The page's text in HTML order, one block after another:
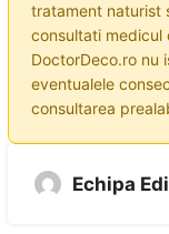
tratament naturist
consultati medicul
DoctorDeco.ro nu
eventualele
consultarea
Echipa